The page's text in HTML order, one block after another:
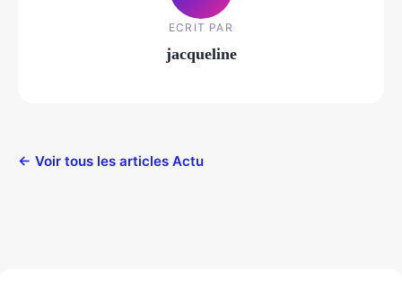
ECRIT PAR
jacqueline
← Voir tous les articles Actu